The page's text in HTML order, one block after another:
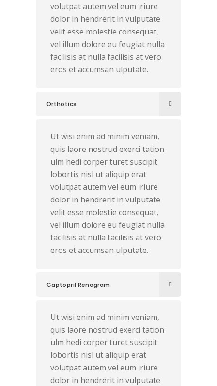
volutpat autem vel eum iriure
dolor in hendrerit in vulputate
velit esse molestie consequat,
vel illum dolore eu feugiat nulla
facilisis at nulla facilisis at vero
eros et accumsan ulputate.
Orthotics
Ut wisi enim ad minim veniam,
quis laore nostrud exerci tation
ulm hedi corper turet suscipit
lobortis nisl ut aliquip erat
volutpat autem vel eum iriure
dolor in hendrerit in vulputate
velit esse molestie consequat,
vel illum dolore eu feugiat nulla
facilisis at nulla facilisis at vero
eros et accumsan ulputate.
Captopril Renogram
Ut wisi enim ad minim veniam,
quis laore nostrud exerci tation
ulm hedi corper turet suscipit
lobortis nisl ut aliquip erat
volutpat autem vel eum iriure
dolor in hendrerit in vulputate